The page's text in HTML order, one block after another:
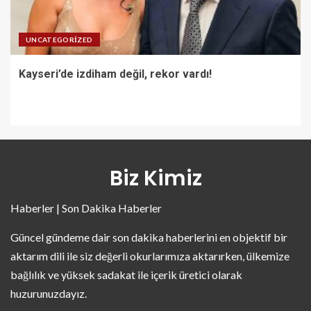
UNCATEGORIZED
Kayseri’de izdiham değil, rekor vardı!
Biz Kimiz
Haberler | Son Dakika Haberler
Güncel gündeme dair son dakika haberlerini en objektif bir
aktarım dili ile siz değerli okurlarımıza aktarırken, ülkemize
bağlılık ve yüksek sadakat ile içerik üretici olarak
huzurunuzdayız.